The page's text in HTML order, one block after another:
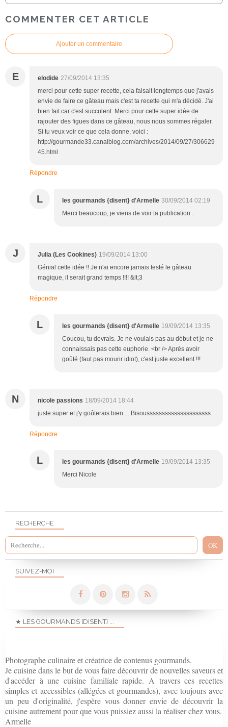
COMMENTER CET ARTICLE
Ajouter un commentaire
E elodide 27/09/2014 13:35
merci pour cette super recette, cela faisait longtemps que j'avais
envie de faire ce gâteau mais c'est ta recette qui m'a décidé. J'ai
bien fait car c'est succulent. Merci pour cette super idée de
rajouter des figues dans ce gâteau, nous nous sommes régaler.
Si tu veux voir ce que cela donne, voici :
http://gourmande33.canalblog.com/archives/2014/09/27/306629
45.html
Répondre
L les gourmands {disent} d'Armelle 30/09/2014 02:19
Merci beaucoup, je viens de voir ta publication .
J Julia (Les Cookines) 19/09/2014 13:00
Génial cette idée !! Je n'ai encore jamais testé le gâteau
magique, il serait grand temps !!!! &lt;3
Répondre
L les gourmands {disent} d'Armelle 19/09/2014 13:35
Coucou, tu devrais. Je ne voulais pas au début et je ne
connaissais pas cette euphorie. <br /> Après avoir
goûté (faut pas mourir idiot), c'est juste excellent !!!
N nicole passions 18/09/2014 18:44
juste super et j'y goûterais bien.....Bisousssssssssssssssssssss
Répondre
L les gourmands {disent} d'Armelle 19/09/2014 13:35
Merci Nicole
SUIVEZ-MOI
RECHERCHE
★ LES GOURMANDS {DISENT} ...
Photographe culinaire et créatrice de contenus gourmands.
Je cuisine dans le but de vous faire découvrir de nouvelles saveurs et
d'accéder à une cuisine familiale rapide. A travers ces recettes
simples et accessibles (allégées et gourmandes), avec toujours avec
un peu d'originalité, j'espère vous donner envie de découvrir la
cuisine autrement pour que vous puissiez aussi la réaliser chez vous.
Armelle